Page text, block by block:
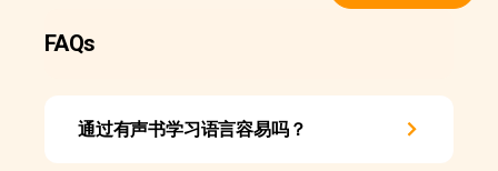
FAQs
通过有声书学习语言容易吗？